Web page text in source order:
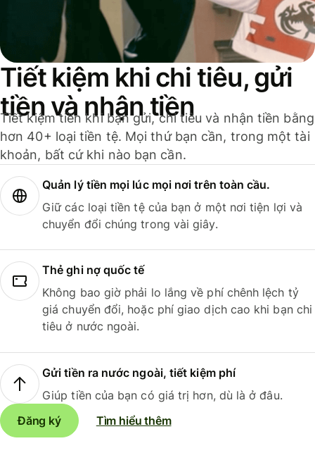
Tiết kiệm khi chi tiêu, gửi
tiền và nhận tiền
Tiết kiệm tiền khi bạn gửi, chi tiêu và nhận tiền bằng
hơn 40+ loại tiền tệ. Mọi thứ bạn cần, trong một tài
khoản, bất cứ khi nào bạn cần.
Quản lý tiền mọi lúc mọi nơi trên toàn cầu.
Giữ các loại tiền tệ của bạn ở một nơi tiện lợi và
chuyển đổi chúng trong vài giây.
Thẻ ghi nợ quốc tế
Không bao giờ phải lo lắng về phí chênh lệch tỷ
giá chuyển đổi, hoặc phí giao dịch cao khi bạn chi
tiêu ở nước ngoài.
Gửi tiền ra nước ngoài, tiết kiệm phí
Giúp tiền của bạn có giá trị hơn, dù là ở đâu.
Đăng ký
Tìm hiểu thêm